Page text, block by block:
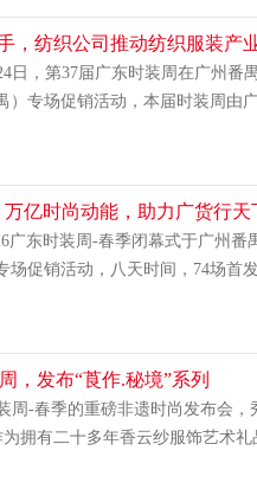
，纺织公司推动纺织服装产
日，第37届广东时装周在广州番
）专场促销活动，本届时装周由
亿时尚动能，助力广货行天
广东时装周-春季闭幕式于广州
场促销活动，八天时间，74场首
，发布“莨作.秘境”系列
周-春季的重磅非遗时尚发布会
拥有二十多年香云纱服饰艺术